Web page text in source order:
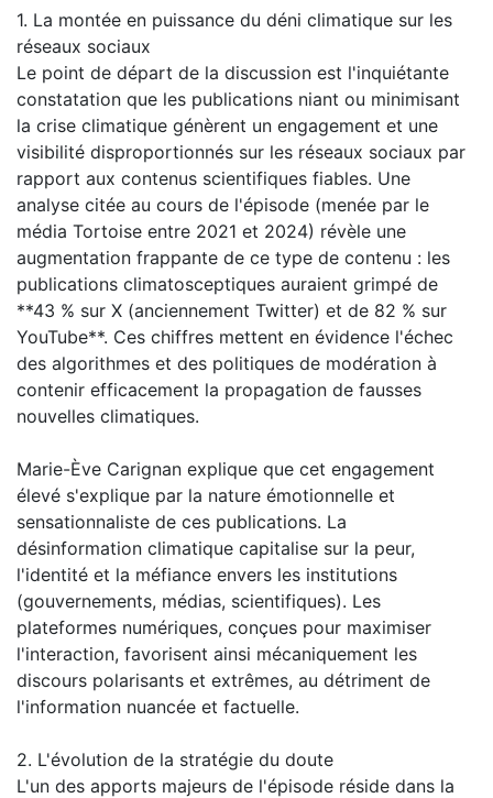
1. La montée en puissance du déni climatique sur les
réseaux sociaux
Le point de départ de la discussion est l'inquiétante
constatation que les publications niant ou minimisant
la crise climatique génèrent un engagement et une
visibilité disproportionnés sur les réseaux sociaux par
rapport aux contenus scientifiques fiables. Une
analyse citée au cours de l'épisode (menée par le
média Tortoise entre 2021 et 2024) révèle une
augmentation frappante de ce type de contenu : les
publications climatosceptiques auraient grimpé de
**43 % sur X (anciennement Twitter) et de 82 % sur
YouTube**. Ces chiffres mettent en évidence l'échec
des algorithmes et des politiques de modération à
contenir efficacement la propagation de fausses
nouvelles climatiques.
Marie-Ève Carignan explique que cet engagement
élevé s'explique par la nature émotionnelle et
sensationnaliste de ces publications. La
désinformation climatique capitalise sur la peur,
l'identité et la méfiance envers les institutions
(gouvernements, médias, scientifiques). Les
plateformes numériques, conçues pour maximiser
l'interaction, favorisent ainsi mécaniquement les
discours polarisants et extrêmes, au détriment de
l'information nuancée et factuelle.
2. L'évolution de la stratégie du doute
L'un des apports majeurs de l'épisode réside dans la